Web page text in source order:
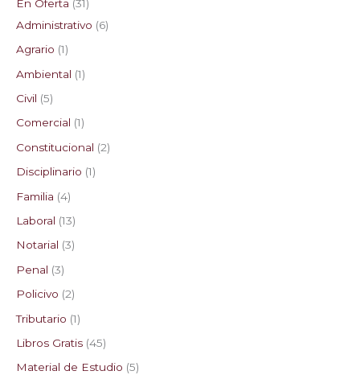
En Oferta 31 o
s
Administrativo 6
Agrario 1
Ambiental 1
Civil 5
s
Comercial 1
Constitucional 2
Disciplinario 1
Familia 4
s
Laboral 13
o
s
Notarial 3
s
Penal 3
s
Policivo 2
s
Tributario 1
Libros Gratis 45
s
Material de Estudio 5